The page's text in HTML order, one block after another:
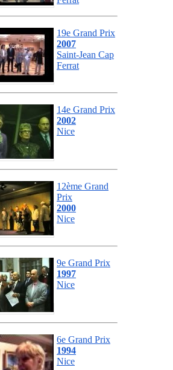
19e Grand Prix
2007
Saint-Jean Cap
Ferrat
14e Grand Prix
2002
Nice
12ème Grand
Prix
2000
Nice
9e Grand Prix
1997
Nice
6e Grand Prix
1994
Nice